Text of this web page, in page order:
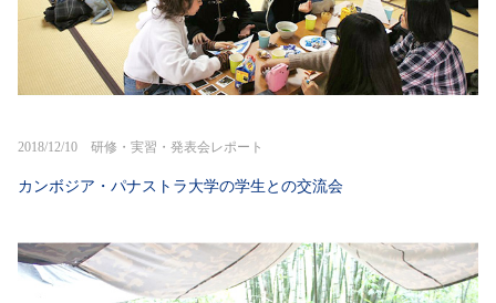
2018/12/10 研修・実習・発表会レポート
カンボジア・パナストラ大学の学生との交流会